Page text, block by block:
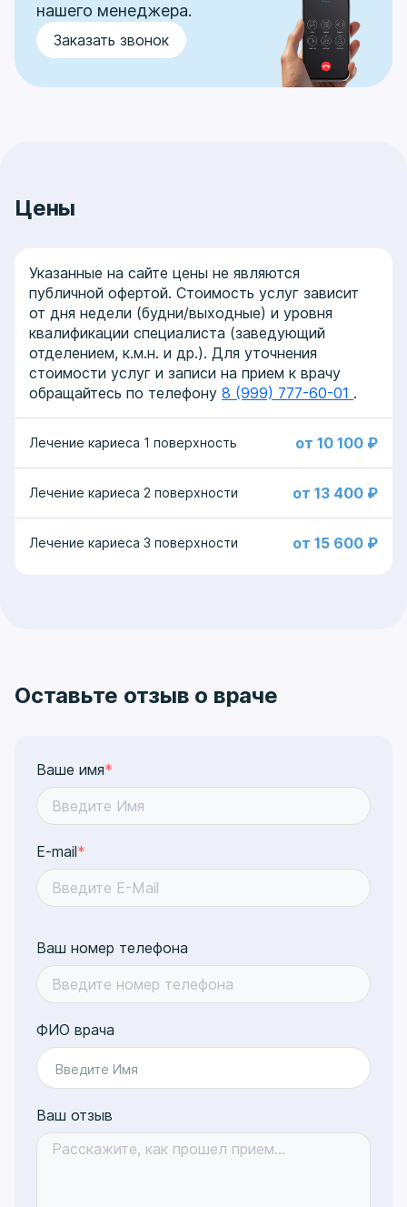
Заказать звонок
нашего менеджера.
Цены
Указанные на сайте цены не являются
публичной офертой. Стоимость услуг зависит
от дня недели (будни/выходные) и уровня
квалификации специалиста (заведующий
отделением, к.м.н. и др.). Для уточнения
стоимости услуг и записи на прием к врачу
обращайтесь по телефону 8 (999) 777-60-01 .
Лечение кариеса 1 поверхность от 10 100 ₽
Лечение кариеса 2 поверхности от 13 400 ₽
Лечение кариеса 3 поверхности от 15 600 ₽
Оставьте отзыв о враче
Ваше имя*
E-mail*
Ваш номер телефона
ФИО врача
Введите Имя
Ваш отзыв